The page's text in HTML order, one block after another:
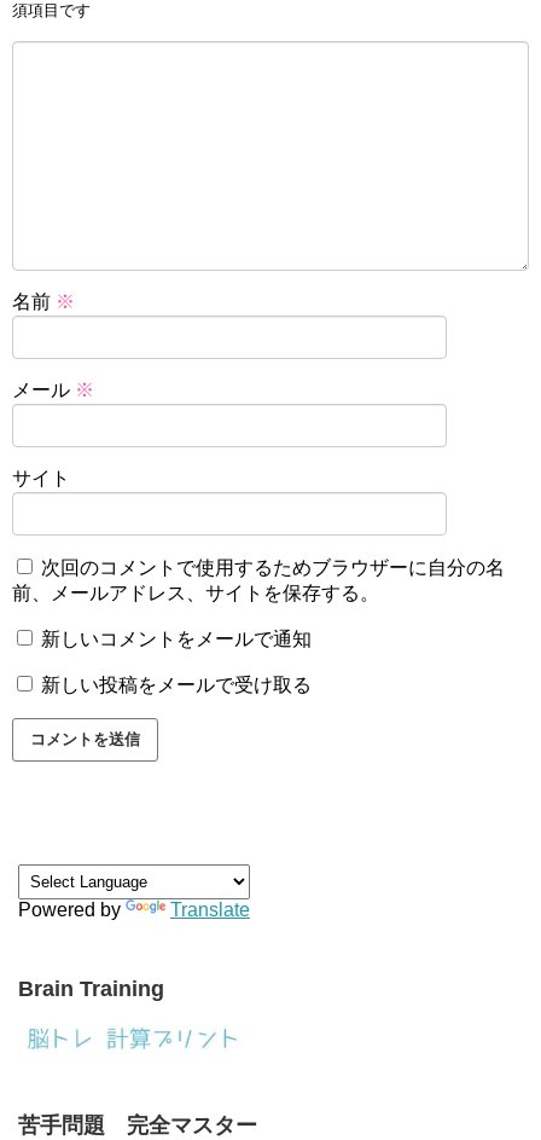
須項目です
名前 ※
メール ※
サイト
次回のコメントで使用するためブラウザーに自分の名
前、メールアドレス、サイトを保存する。
新しいコメントをメールで通知
新しい投稿をメールで受け取る
Powered by Translate
Brain Training
苦手問題 完全マスター